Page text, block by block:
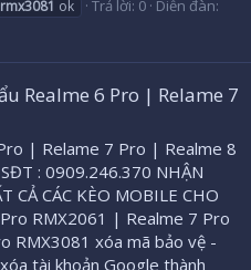
rmx3081 ok Trả lời: 0 Diễn đàn:
Realme 6 Pro | Relame 7
| Relame 7 Pro | Realme 8
: 0909.246.370 NHẬN
CẢ CÁC KÈO MOBILE CHO
RMX2061 | Realme 7 Pro
RMX3081 xóa mã bảo vệ -
tài khoản Google thành